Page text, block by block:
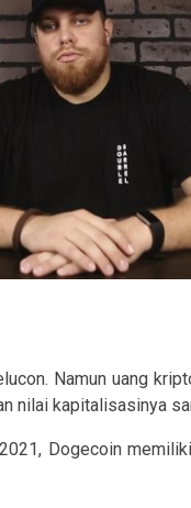
Namun uang
nilai kapitalisasinya
Dogecoin